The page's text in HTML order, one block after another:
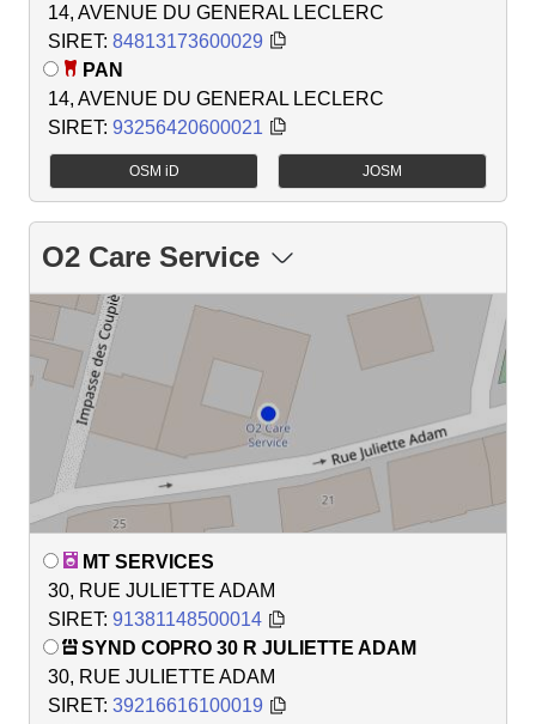
14, AVENUE DU GENERAL LECLERC
SIRET: 84813173600029
PAN
14, AVENUE DU GENERAL LECLERC
SIRET: 93256420600021
OSM iD JOSM
O2 Care Service
MT SERVICES
30, RUE JULIETTE ADAM
SIRET: 91381148500014
SYND COPRO 30 R JULIETTE ADAM
30, RUE JULIETTE ADAM
SIRET: 39216616100019